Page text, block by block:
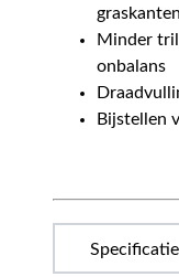
Minder
onbalans
Bijstellen